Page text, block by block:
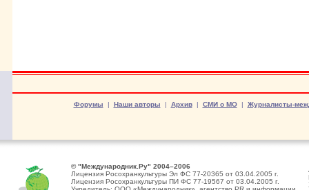
Форумы | Наши авторы | Архив| СМИ о МО| Журналисты-
© "Международник.Ру" 2004–2006
Лицензия Росохранкультуры Эл ФС 77-20365 от 03.04.2005 г.
Лицензия Росохранкультуры ПИ ФС 77-19567 от 03.04.2005 г.